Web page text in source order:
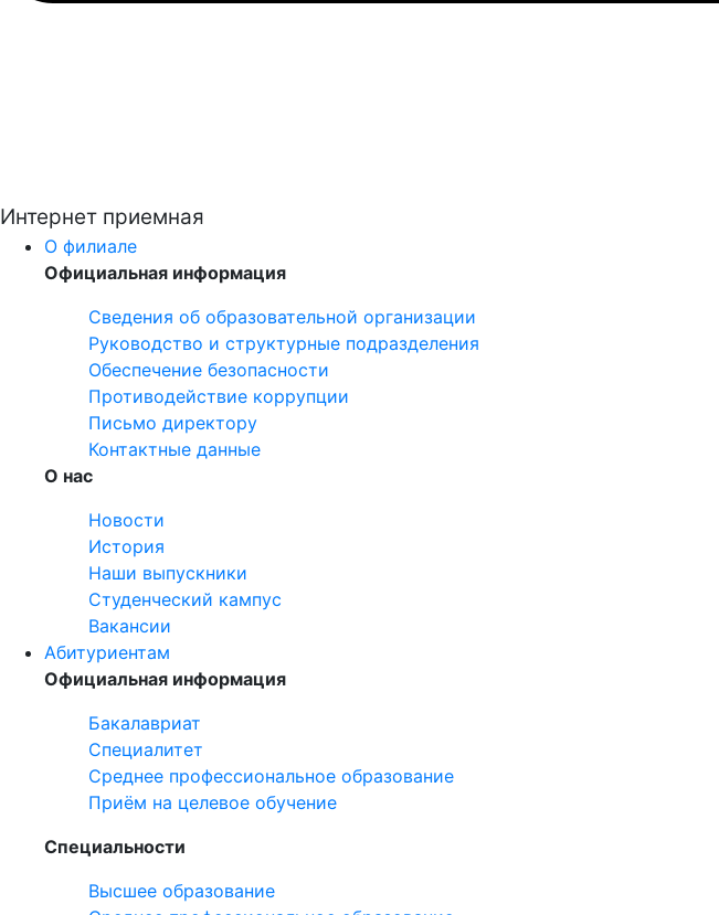
Интернет приемная
О филиале
Официальная информация
Сведения об образовательной организации
Руководство и структурные подразделения
Обеспечение безопасности
Противодействие коррупции
Письмо директору
Контактные данные
О нас
Новости
История
Наши выпускники
Студенческий кампус
Вакансии
Абитуриентам
Официальная информация
Бакалавриат
Специалитет
Среднее профессиональное образование
Приём на целевое обучение
Специальности
Высшее образование